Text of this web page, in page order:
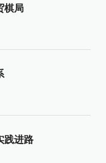
棋局
践进路